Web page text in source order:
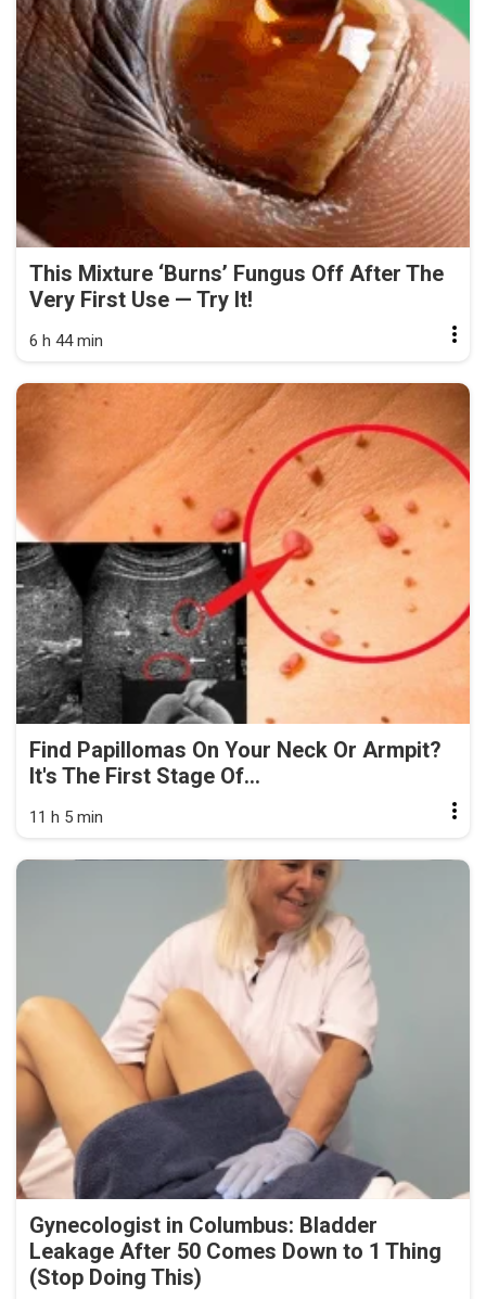
This Mixture ‘Burns’ Fungus Off After The
Very First Use — Try It!
6 h 44 min
Find Papillomas On Your Neck Or Armpit?
It's The First Stage Of...
11 h 5 min
Gynecologist in Columbus: Bladder
Leakage After 50 Comes Down to 1 Thing
(Stop Doing This)